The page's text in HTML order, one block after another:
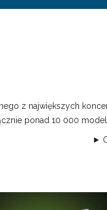
z największych
ponad 10 000